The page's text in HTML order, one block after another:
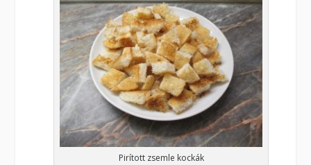
Pirított zsemle kockák